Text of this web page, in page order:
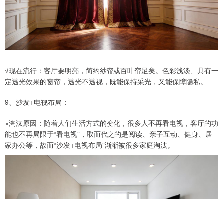
√现在流行：客厅要明亮，简约纱帘或百叶帘足矣。色彩浅淡、具有一
定透光效果的窗帘，透光不透视，既能保持采光，又能保障隐私。
9、沙发+电视布局：
×淘汰原因：随着人们生活方式的变化，很多人不再看电视，客厅的功
能也不再局限于“看电视”，取而代之的是阅读、亲子互动、健身、居
家办公等，故而“沙发+电视布局”渐渐被很多家庭淘汰。